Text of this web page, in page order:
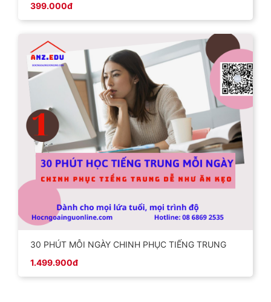
399.000đ
30 PHÚT MỖI NGÀY CHINH PHỤC TIẾNG TRUNG
1.499.900đ